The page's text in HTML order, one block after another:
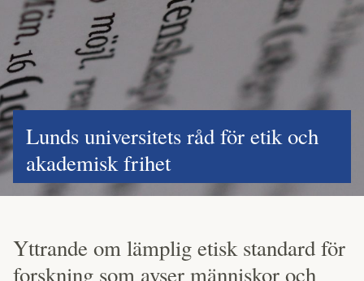
Lunds universitets råd för etik och
akademisk frihet
Yttrande om lämplig etisk standard för
forskning som avser människor och